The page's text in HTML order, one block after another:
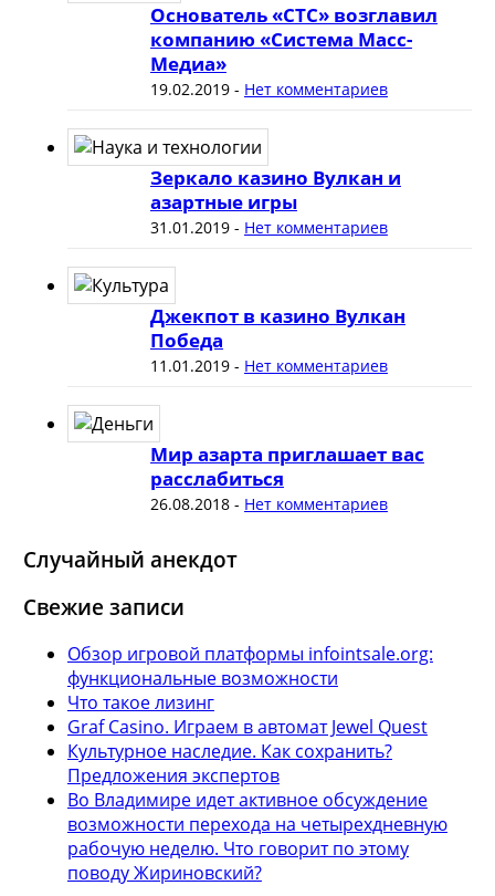
Основатель «СТС» возглавил
компанию «Система Масс-
Медиа»
19.02.2019- Нет комментариев
Зеркало казино Вулкан и
азартные игры
31.01.2019- Нет комментариев
Джекпот в казино Вулкан
Победа
11.01.2019- Нет комментариев
Мир азарта приглашает вас
расслабиться
26.08.2018- Нет комментариев
Случайный анекдот
Свежие записи
Обзор игровой платформы infointsale.org:
функциональные возможности
Что такое лизинг
Graf Casino. Играем в автомат Jewel Quest
Культурное наследие. Как сохранить?
Предложения экспертов
Во Владимире идет активное обсуждение
возможности перехода на четырехдневную
рабочую неделю. Что говорит по этому
поводу Жириновский?